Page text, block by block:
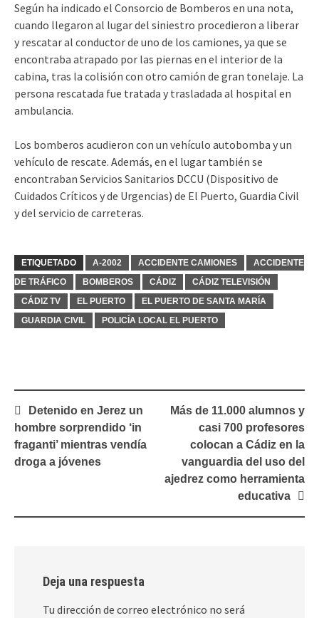
Según ha indicado el Consorcio de Bomberos en una nota,
cuando llegaron al lugar del siniestro procedieron a liberar
y rescatar al conductor de uno de los camiones, ya que se
encontraba atrapado por las piernas en el interior de la
cabina, tras la colisión con otro camión de gran tonelaje. La
persona rescatada fue tratada y trasladada al hospital en
ambulancia.
Los bomberos acudieron con un vehículo autobomba y un
vehículo de rescate. Además, en el lugar también se
encontraban Servicios Sanitarios DCCU (Dispositivo de
Cuidados Críticos y de Urgencias) de El Puerto, Guardia Civil
y del servicio de carreteras.
ETIQUETADO A-2002 ACCIDENTE CAMIONES
ACCIDENTE
DE TRÁFICO
BOMBEROS CÁDIZ
CÁDIZ TELEVISIÓN
CÁDIZ TV
EL PUERTO
EL PUERTO DE SANTA MARÍA
GUARDIA CIVIL
POLICÍA LOCAL EL PUERTO
Navegación
de
entradas
Detenido en Jerez un
hombre sorprendido ‘in
fraganti’ mientras vendía
droga a jóvenes
Más de 11.000 alumnos y
casi 700 profesores
colocan a Cádiz en la
vanguardia del uso del
ajedrez como herramienta
educativa
Deja una respuesta
Tu dirección de correo electrónico no será